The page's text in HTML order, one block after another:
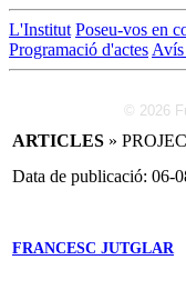
L'Institut Poseu-vos en
Programació d'actes
© 2026
ARTICLES »
Data de publicació: 06-
FRANCESC JUTGLAR